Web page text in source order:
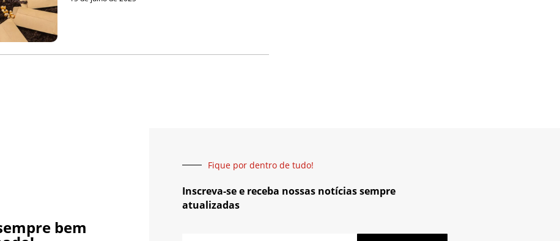
bem
Fique por dentro de tudo!
Inscreva-se e receba nossas notícias sempre
atualizadas